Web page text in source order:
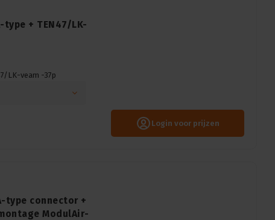
+ TEN47/LK-
LK-veam -37p
Login voor prijzen
type connector +
ModulAir-